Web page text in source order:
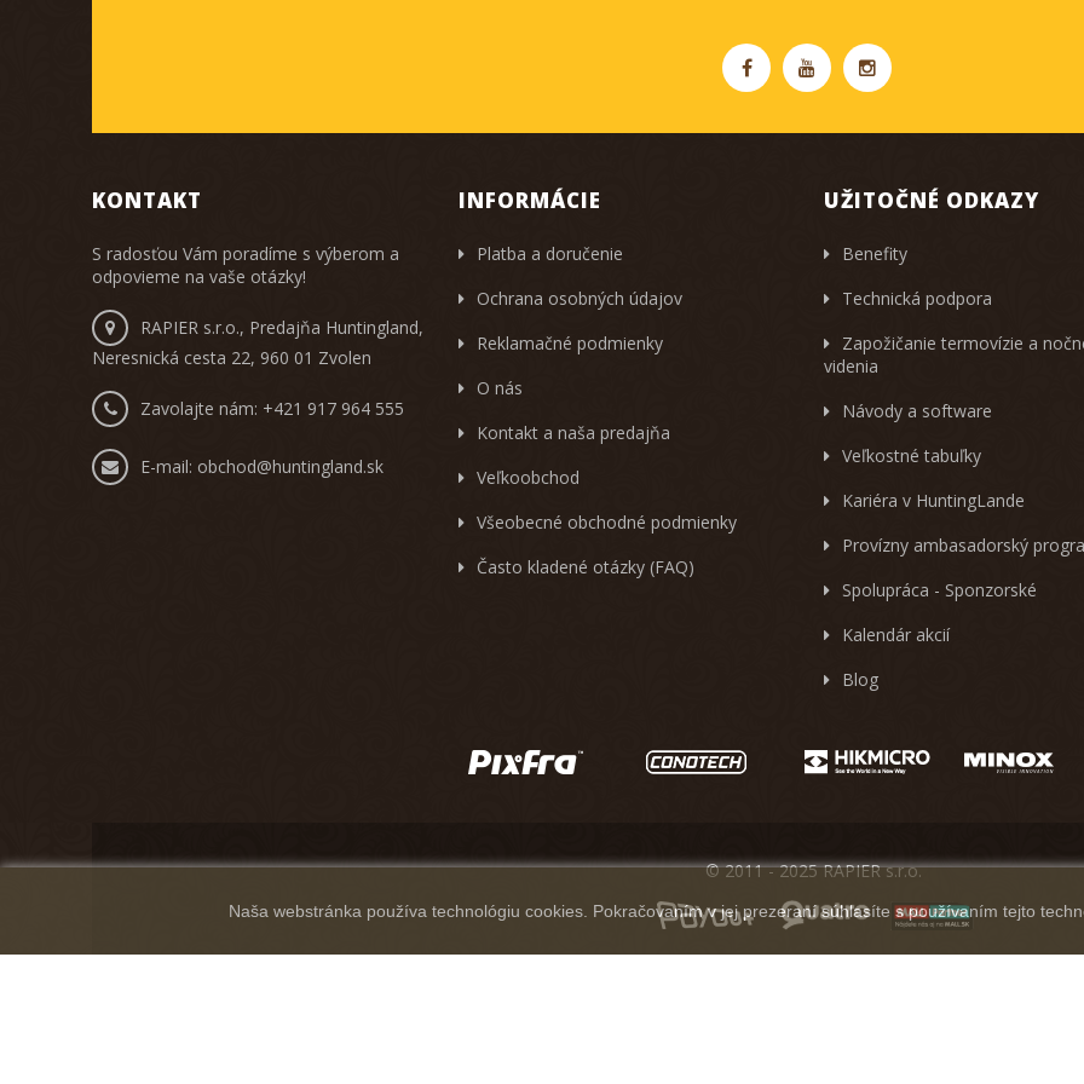
KONTAKT
S radosťou Vám poradíme s výberom a
odpovieme na vaše otázky!
RAPIER s.r.o., Predajňa Huntingland,
Neresnická cesta 22, 960 01 Zvolen
Zavolajte nám: +421 917 964 555
E-mail: obchod@huntingland.sk
INFORMÁCIE
Platba a doručenie
Ochrana osobných údajov
Reklamačné podmienky
O nás
Kontakt a naša predajňa
Veľkoobchod
Všeobecné obchodné podmienky
Často kladené otázky (FAQ)
UŽITOČNÉ ODKAZY
Benefity
Technická podpora
Zapožičanie termovízie a
videnia
Návody a software
Veľkostné tabuľky
Kariéra v HuntingLande
Provízny ambasadorský
Spolupráca - Sponzorské
Kalendár akcií
Blog
Naša webstránka používa technológiu cookies. Pokračovaním v jej prezeraní súhlasíte s používaním tejto
© 2011 - 2025 RAPIER s.r.o.